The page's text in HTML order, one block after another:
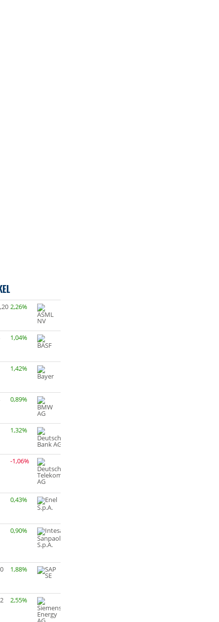
2,26%
1,04%
1,42%
0,89%
1,32%
-1,06%
0,43%
0,90%
1,88%
2,55%